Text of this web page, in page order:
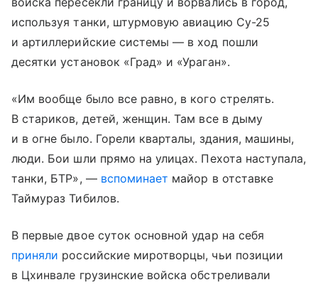
используя танки, штурмовую авиацию Су-25
и артиллерийские системы — в ход пошли
десятки установок «Град» и «Ураган».
«Им вообще было все равно, в кого стрелять.
В стариков, детей, женщин. Там все в дыму
и в огне было. Горели кварталы, здания, машины,
люди. Бои шли прямо на улицах. Пехота наступала,
танки, БТР», — вспоминает майор в отставке
Таймураз Тибилов.
В первые двое суток основной удар на себя
приняли российские миротворцы, чьи позиции
в Цхинвале грузинские войска обстреливали